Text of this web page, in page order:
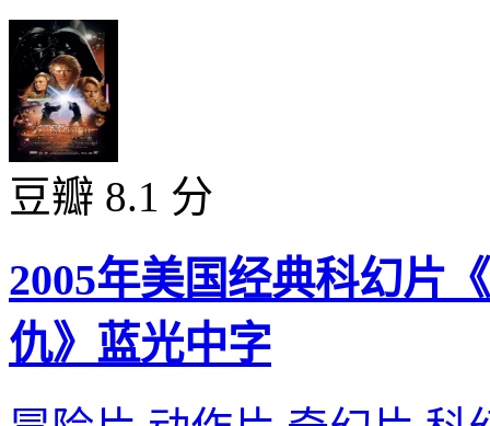
豆瓣 8.1 分
2005年美国经典科幻片
仇》蓝光中字